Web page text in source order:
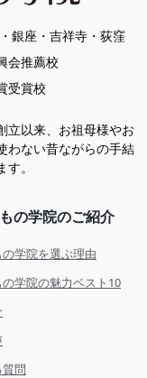
銀座・吉祥寺・荻窪
会推薦校
受賞校
立以来、お祖母様やお
わない昔ながらの手結
。
の学院のご紹介
学院を選ぶ理由
学院の魅力ベスト10
問